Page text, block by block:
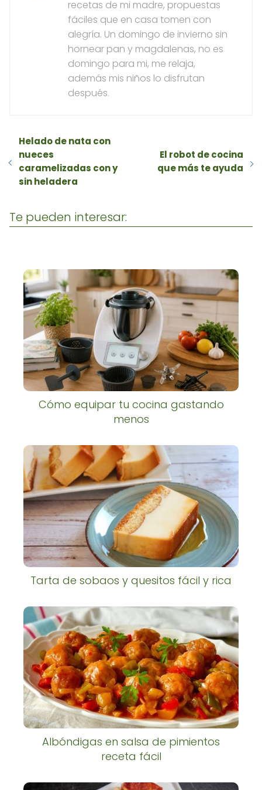
recetas de mi madre, propuestas
fáciles que en casa tomen con
alegría. Un domingo de invierno sin
hornear pan y magdalenas, no es
domingo para mi, me relaja,
además mis niños lo disfrutan
después.
Helado de nata con
nueces
caramelizadas con y
sin heladera
El robot de cocina
que más te ayuda
Te pueden interesar:
Cómo equipar tu cocina gastando
menos
Tarta de sobaos y quesitos fácil y rica
Albóndigas en salsa de pimientos
receta fácil